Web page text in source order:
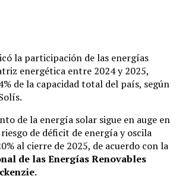
la participación de las energías
energética entre 2024 y 2025,
de la capacidad total del país, según
de la energía solar sigue en auge en
de déficit de energía y oscila
al cierre de 2025, de acuerdo con la
de las Energías Renovables